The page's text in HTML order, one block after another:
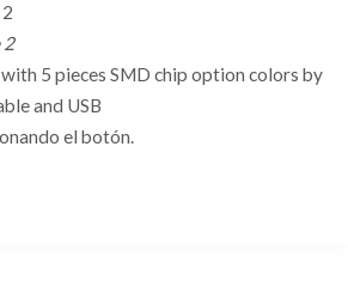
2
5 pieces SMD chip option colors by
and USB
el botón.